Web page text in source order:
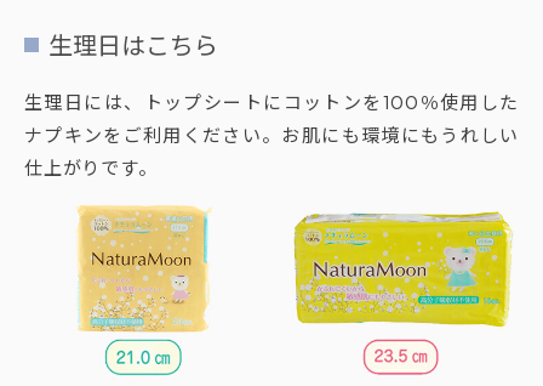
生理日はこちら
生理日には、トップシートにコットンを100％使用した
ナプキンをご利用ください。お肌にも環境にもうれしい
仕上がりです。